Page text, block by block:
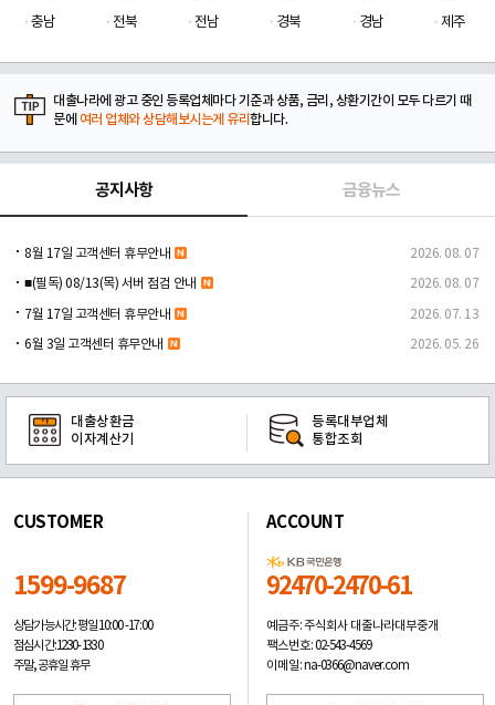
충남
전북 전남 경북 경남 제주
대출나라에 광고 중인 등록업체마다 기준과 상품, 금리, 상환기간이 모두 다르기 때
문에 여러 업체와 상담해보시는게 유리합니다.
공지사항 금융뉴스
8월 17일 고객센터 휴무안내 2026. 08. 07
■(필독) 08/13(목) 서버 점검 안내 2026. 08. 07
7월 17일 고객센터 휴무안내 2026. 07. 13
6월 3일 고객센터 휴무안내 2026. 05. 26
대출상환금
이자계산기
등록대부업체
통합조회
CUSTOMER
1599-9687
상담가능시간: 평일10:00 -17:00
점심시간: 12:30 - 13:30
주말, 공휴일 휴무
ACCOUNT
92470-2470-61
예금주: 주식회사 대출나라대부중개
팩스번호: 02-543-4569
이메일: na-0366@naver.com